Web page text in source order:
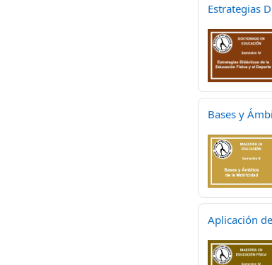
Estrategias
Bases y
Aplicación